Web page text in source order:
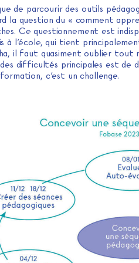
de parcourir des outils
la question du « comment
Ce questionnement est
à l’école, qui tient
il faut quasiment oublier tout
difficultés principales est de
c’est un challenge.